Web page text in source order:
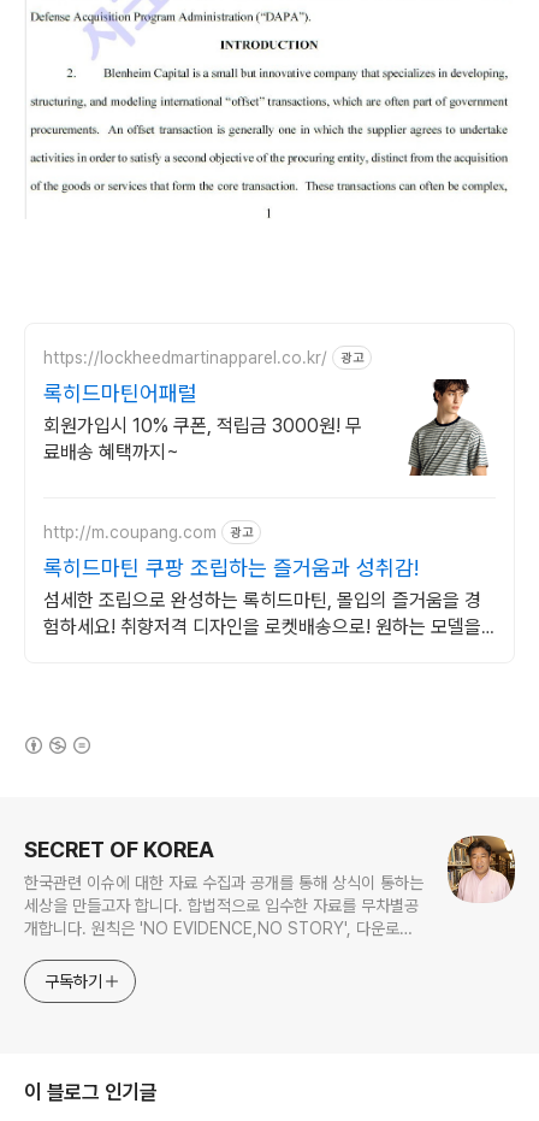
https://lockheedmartinapparel.co.kr/ 광고
록히드마틴어패럴
회원가입시 10% 쿠폰, 적립금 3000원! 무
료배송 혜택까지~
http://m.coupang.com 광고
록히드마틴 쿠팡 조립하는 즐거움과 성취감!
섬세한 조립으로 완성하는 록히드마틴, 몰입의 즐거움을 경
험하세요! 취향저격 디자인을 로켓배송으로! 원하는 모델을
SECRET OF KOREA
한국관련 이슈에 대한 자료 수집과 공개를 통해 상식이 통하는
세상을 만들고자 합니다. 합법적으로 입수한 자료를 무차별공
개합니다. 원칙은 'NO EVIDENCE,NO STORY', 다운로드
jesim56@gmail.com, 안보일때는 구글리더나 RSS로!!
구독하기
이 블로그 인기글